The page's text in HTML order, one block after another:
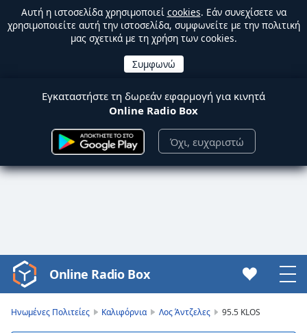
Αυτή η ιστοσελίδα χρησιμοποιεί cookies. Εάν συνεχίσετε να
χρησιμοποιείτε αυτή την ιστοσελίδα, συμφωνείτε με την πολιτική
μας σχετικά με τη χρήση των cookies.
Εγκαταστήστε τη δωρεάν εφαρμογή για κινητά
Online Radio Box
Όχι, ευχαριστώ
Video
Player
Online Radio Box
Ηνωμένες Πολιτείες Καλιφόρνια Λος Άντζελες 95.5 KLOS